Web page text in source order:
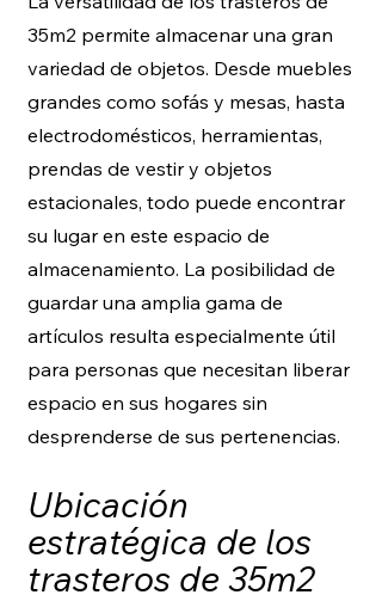
35m2 permite almacenar una gran
variedad de objetos. Desde muebles
grandes como sofás y mesas, hasta
electrodomésticos, herramientas,
prendas de vestir y objetos
estacionales, todo puede encontrar
su lugar en este espacio de
almacenamiento. La posibilidad de
guardar una amplia gama de
artículos resulta especialmente útil
para personas que necesitan liberar
espacio en sus hogares sin
desprenderse de sus pertenencias.
Ubicación
estratégica de los
trasteros de 35m2